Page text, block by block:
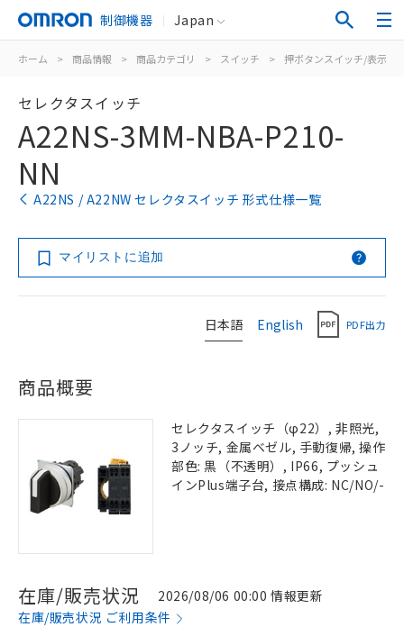
制御機器 Japan
ホーム > 商品情報 > 商品カテゴリ > スイッチ > 押ボタンスイッチ/表示灯
セレクタスイッチ
A22NS-3MM-NBA-P210-
NN
A22NS / A22NW セレクタスイッチ 形式仕様一覧
マイリストに追加
日本語 English PDF出力
商品概要
セレクタスイッチ（φ22）, 非照光,
3ノッチ, 金属ベゼル, 手動復帰, 操作
部色: 黒（不透明）, IP66, プッシュ
インPlus端子台, 接点構成: NC/NO/-
在庫/販売状況
2026/08/06 00:00 情報更新
在庫/販売状況 ご利用条件